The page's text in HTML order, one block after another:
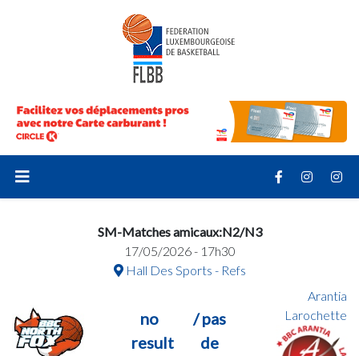
SM-Matches amicaux:N2/N3
17/05/2026 - 17h30
Hall Des Sports - Refs
no
result
/ pas
de
Arantia
Larochette